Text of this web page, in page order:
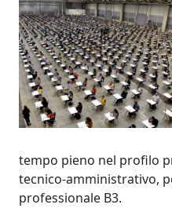
tempo pieno nel profilo
tecnico-amministrativo,
professionale B3.